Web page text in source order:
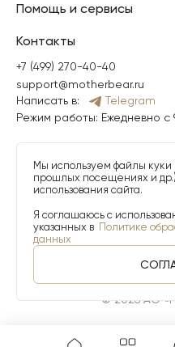
Помощь и сервисы
Контакты
+7 (499) 270-40-40
support@motherbear.ru
Написать в:
Telegram
Режим работы: Ежедневно с
© 2026 АО
Мы используем файлы
прошлых посещениях и др.)
использования сайта.
Я соглашаюсь с
указанных в Политике
данных